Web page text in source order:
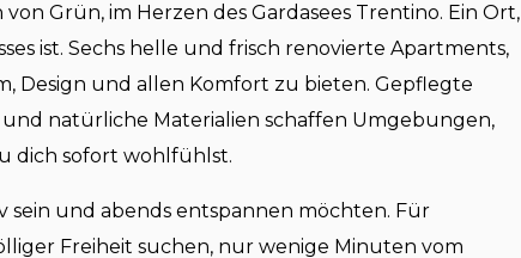
Grün, im Herzen des Gardasees Trentino. Ein Ort,
ist. Sechs helle und frisch renovierte Apartments,
Design und allen Komfort zu bieten. Gepflegte
natürliche Materialien schaffen Umgebungen,
dich sofort wohlfühlst.
sein und abends entspannen möchten. Für
Freiheit suchen, nur wenige Minuten vom